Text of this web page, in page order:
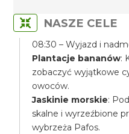
NASZE CELE
08:30 – Wyjazd i
Plantacje bananów:
zobaczyć wyjątkowe
owoców.
Jaskinie morskie:
skalne i wyrzeźbione
wybrzeża Pafos.